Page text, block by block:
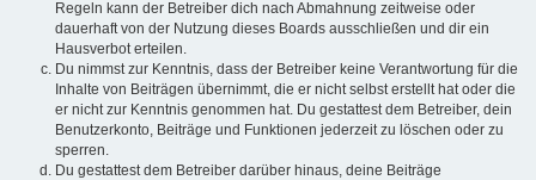
Regeln kann der Betreiber dich nach Abmahnung zeitweise oder
dauerhaft von der Nutzung dieses Boards ausschließen und dir ein
Hausverbot erteilen.
Du nimmst zur Kenntnis, dass der Betreiber keine Verantwortung für die
Inhalte von Beiträgen übernimmt, die er nicht selbst erstellt hat oder die
er nicht zur Kenntnis genommen hat. Du gestattest dem Betreiber, dein
Benutzerkonto, Beiträge und Funktionen jederzeit zu löschen oder zu
sperren.
Du gestattest dem Betreiber darüber hinaus, deine Beiträge